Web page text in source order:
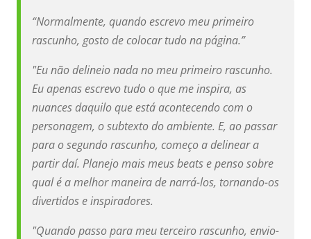
“Normalmente, quando escrevo meu primeiro
rascunho, gosto de colocar tudo na página.”
"Eu não delineio nada no meu primeiro rascunho.
Eu apenas escrevo tudo o que me inspira, as
nuances daquilo que está acontecendo com o
personagem, o subtexto do ambiente. E, ao passar
para o segundo rascunho, começo a delinear a
partir daí. Planejo mais meus beats e penso sobre
qual é a melhor maneira de narrá-los, tornando-os
divertidos e inspiradores.
"Quando passo para meu terceiro rascunho, envio-